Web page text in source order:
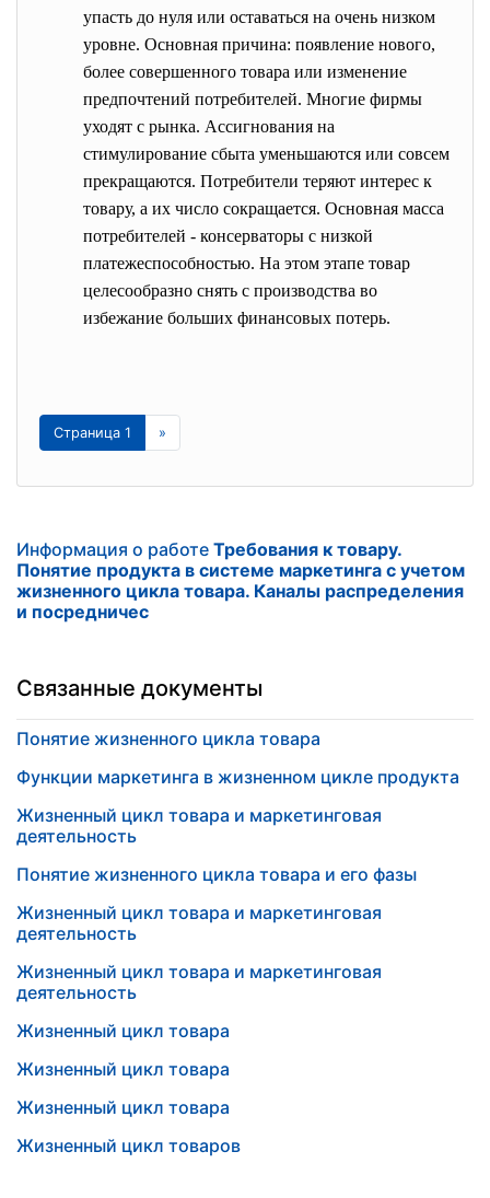
упасть до нуля или оставаться на очень низком
уровне. Основная причина: появление нового,
более совершенного товара или изменение
предпочтений потребителей. Многие фирмы
уходят с рынка. Ассигнования на
стимулирование сбыта уменьшаются или совсем
прекращаются. Потребители теряют интерес к
товару, а их число сокращается. Основная масса
потребителей - консерваторы с низкой
платежеспособностью. На этом этапе товар
целесообразно снять с производства во
избежание больших финансовых потерь.
Страница 1 »
Информация о работе Требования к товару.
Понятие продукта в системе маркетинга с учетом
жизненного цикла товара. Каналы распределения
и посредничес
Связанные документы
Понятие жизненного цикла товара
Функции маркетинга в жизненном цикле продукта
Жизненный цикл товара и маркетинговая
деятельность
Понятие жизненного цикла товара и его фазы
Жизненный цикл товара и маркетинговая
деятельность
Жизненный цикл товара и маркетинговая
деятельность
Жизненный цикл товара
Жизненный цикл товара
Жизненный цикл товара
Жизненный цикл товаров